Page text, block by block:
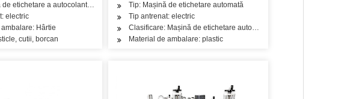
etichetare a autocolantelor
electric
Hârtie
cutii, borcan
Tip: Mașină de etichetare automată
Tip antrenat: electric
Clasificare: Mașină de etichetare automată a sticlei rotunde verticale
Material de ambalare: plastic